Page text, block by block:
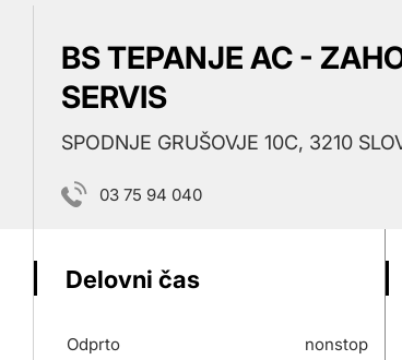
BS TEPANJE AC -
SERVIS
SPODNJE GRUŠOVJE 10C, 3210
03 75 94 040
Delovni čas
Odprto nonstop